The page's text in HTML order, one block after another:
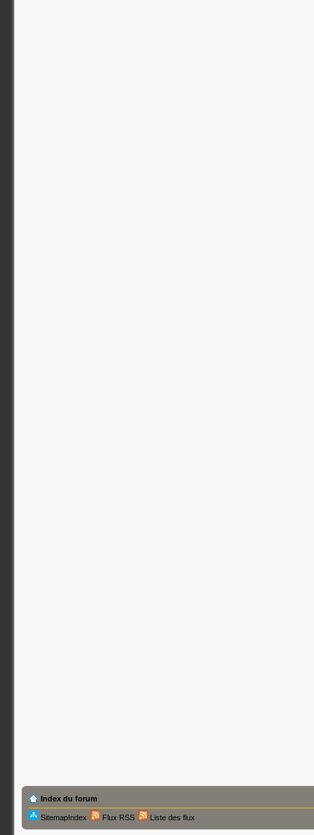
Index du forum
SitemapIndex Flux RSS Liste des flux